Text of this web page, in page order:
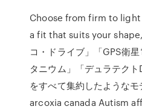
Choose from firm to
a fit that suits your
コ・ドライブ」「GPS衛
タニウム」「デュラテク
をすべて集約したような
arcoxia canada Autism